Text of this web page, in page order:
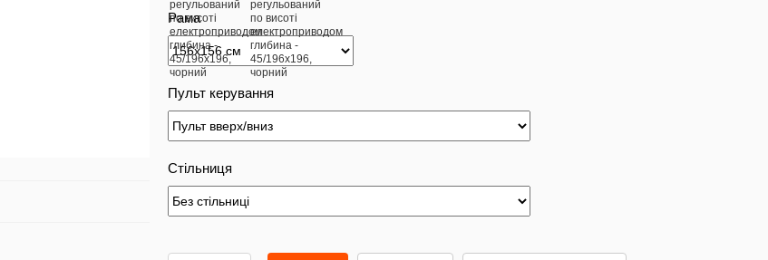
Рама
Пульт керування
Стільниця